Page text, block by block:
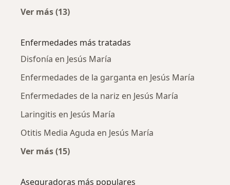
Ver más (13)
Enfermedades más tratadas
Disfonía en Jesús María
Enfermedades de la garganta en Jesús María
Enfermedades de la nariz en Jesús María
Laringitis en Jesús María
Otitis Media Aguda en Jesús María
Ver más (15)
Aseguradoras más populares